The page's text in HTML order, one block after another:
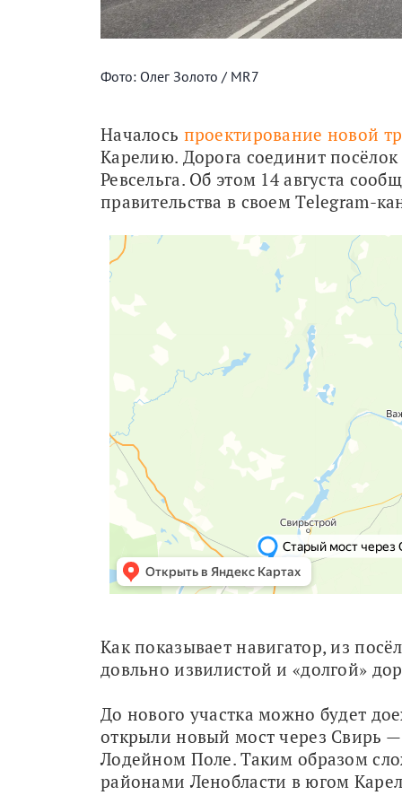
Фото: Олег Золото / MR7
Началось проектирование новой
Карелию. Дорога соединит
Ревсельга. Об этом 14 августа
правительства в своем Telegram-
Как показывает навигатор, из
довльно извилистой и «долгой»
До нового участка можно будет
открыли новый мост через Свирь
Лодейном Поле. Таким образом
районами Ленобласти в югом